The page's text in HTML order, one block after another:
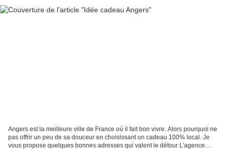
Angers est la meilleure ville de France où il fait bon vivre. Alors pourquoi ne
pas offrir un peu de sa douceur en choisissant un cadeau 100% local. Je
vous propose quelques bonnes adresses qui valent le détour L'agence